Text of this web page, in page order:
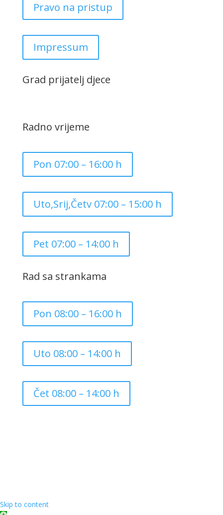
Pravo na pristup
Impressum
Grad prijatelj djece
Radno vrijeme
Pon 07:00 – 16:00 h
Uto,Srij,Četv 07:00 – 15:00 h
Pet 07:00 – 14:00 h
Rad sa strankama
Pon 08:00 – 16:00 h
Uto 08:00 – 14:00 h
Čet 08:00 – 14:00 h
Skip to content